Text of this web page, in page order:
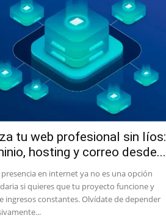
tu web profesional sin líos:
hosting y correo desde...
en internet ya no es una opción
si quieres que tu proyecto funcione y
ingresos constantes. Olvídate de depender